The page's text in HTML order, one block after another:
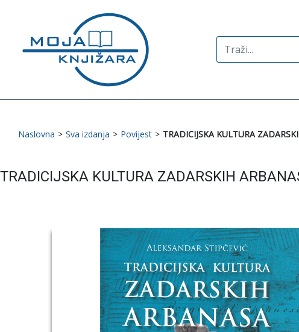
Search
for:
Naslovna > Sva izdanja > Povijest > TRADICIJSKA KULTURA
TRADICIJSKA KULTURA ZADARSKIH